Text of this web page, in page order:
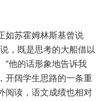
如苏霍姆林斯基曾说
，既是思考的大船借以
”他的话形象地告诉我
开阔学生思路的一条重
阅读，语文成绩也相对